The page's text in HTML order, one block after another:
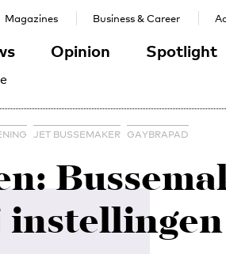
Opinion Spotlight
Magazines Business & Career
JET BUSSEMAKER GAYBRAPAD